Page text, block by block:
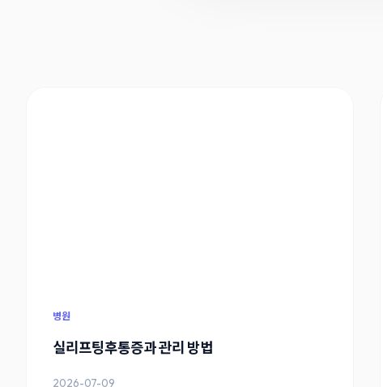
병원
실리프팅후통증과 관리 방법
2026-07-09